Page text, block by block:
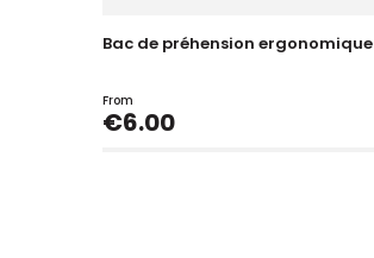
Bac de préhension ergonomique
From
Price
€6.00